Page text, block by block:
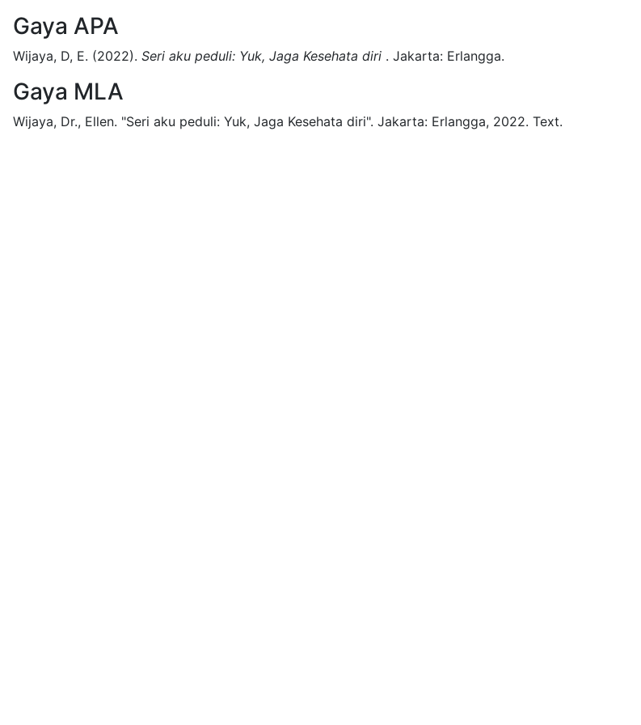
Gaya APA
Wijaya, D, E. (2022). Seri aku peduli: Yuk, Jaga Kesehata diri . Jakarta: Erlangga.
Gaya MLA
Wijaya, Dr., Ellen. "Seri aku peduli: Yuk, Jaga Kesehata diri". Jakarta: Erlangga, 2022. Text.